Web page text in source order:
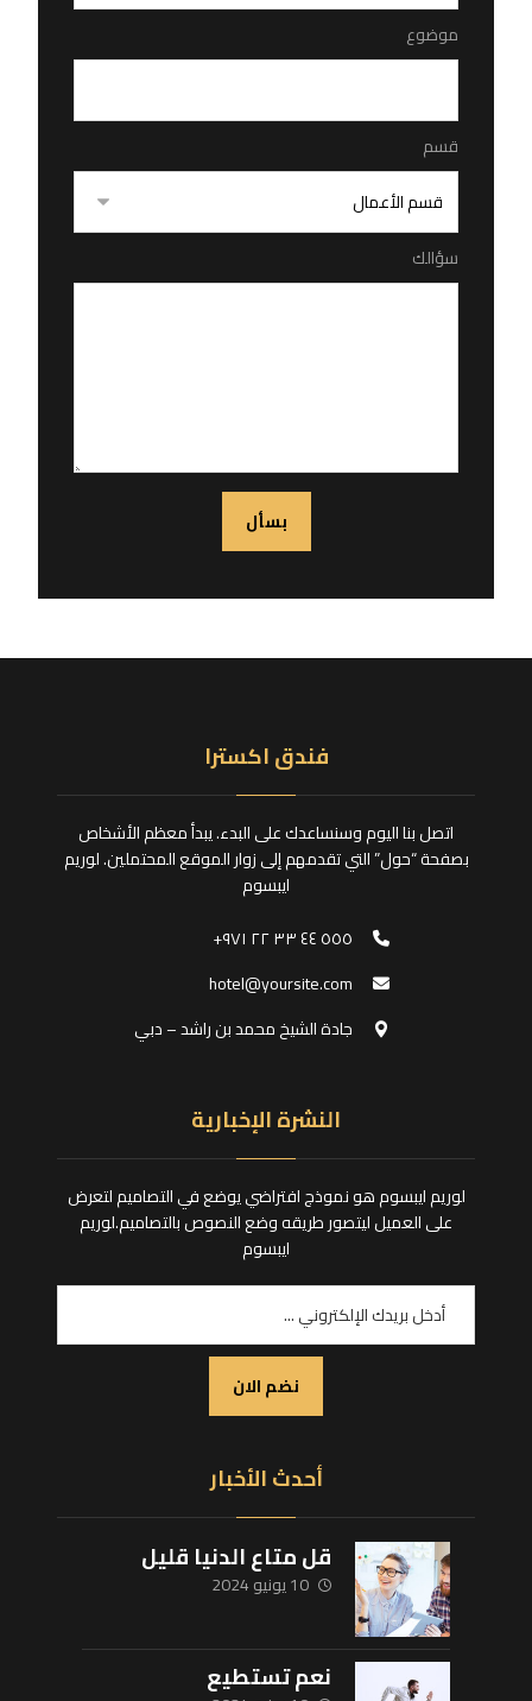
موضوع
قسم
سؤالك
فندق اكسترا
اتصل بنا اليوم وسنساعدك على البدء. يبدأ معظم الأشخاص
بصفحة “حول” التي تقدمهم إلى زوار الموقع المحتملين. لوريم
ايبسوم
٥٥٥ ٤٤ ٣٣ ٢٢ ٩٧١+
hotel@yoursite.com
جادة الشيخ محمد بن راشد – دبي
النشرة الإخبارية
لوريم ايبسوم هو نموذج افتراضي يوضع في التصاميم لتعرض
على العميل ليتصور طريقه وضع النصوص بالتصاميم.لوريم
ايبسوم
نضم الان
أحدث الأخبار
قل متاع الدنيا قليل
10 يونيو 2024
نعم تستطيع